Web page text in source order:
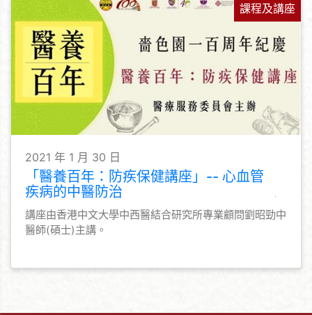
課程及講座
2021 年 1 月 30 日
「醫養百年：防疾保健講座」-- 心血管
疾病的中醫防治
講座由香港中文大學中西醫結合研究所專業顧問劉昭勁中
醫師(碩士)主講。